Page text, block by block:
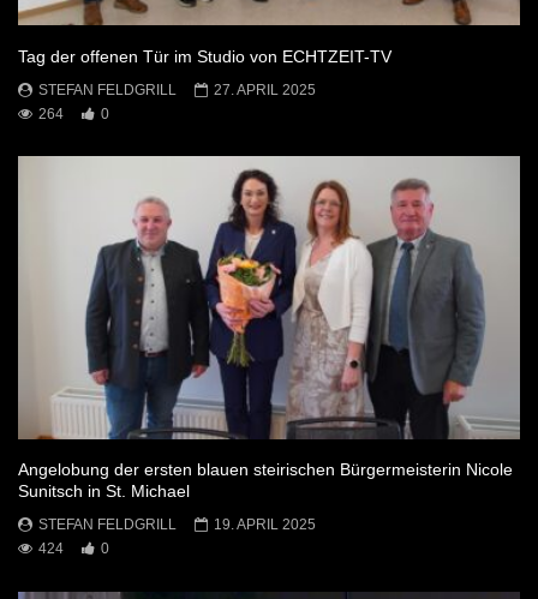
Tag der offenen Tür im Studio von ECHTZEIT-TV
STEFAN FELDGRILL
27. APRIL 2025
264
0
Angelobung der ersten blauen steirischen Bürgermeisterin Nicole
Sunitsch in St. Michael
STEFAN FELDGRILL
19. APRIL 2025
424
0